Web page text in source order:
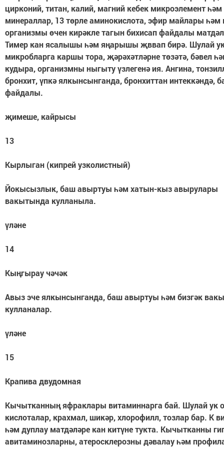
цирконий, титан, калий, магний кебек микроэлемент һәм
минераллар, 13 төрле аминокислота, эфир майлары һәм
организмы өчен кирәкле тагын бихисап файдалы
Тимер кан ясалышы һәм яңарышы җввап бирә. Шулай
микробларга каршы тора, җәрәхәтләрне төзәтә, бәвел
кудыра, организмны ныгыту үзлегенә ия. Ангина,
бронхит, үпкә ялкынсынганда, бронхиттан интеккәндә,
файдалы.
җимеше, кайрысы
13
Кырлыган (кипрей узколистный)
Йокысызлык, баш авыртуы һәм хатын-кыз авырулары
вакытында кулланыла.
үләне
14
Кыңгырау чәчәк
Авыз эче ялкынсынганда, баш авыртуы һәм бизгәк
кулланалар.
үләне
15
Крапива двудомная
Кычытканның яфраклары витаминнарга бай. Шулай ук
кислоталар, крахмал, шикәр, хлорофилл, тозлар бар. К
һәм дуплау матдәләре кан китүне тукта. Кычытканны
авитаминозларны, атеросклерозны дәвалау һәм